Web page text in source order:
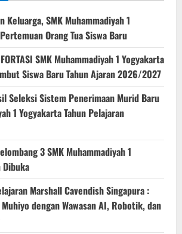
Keluarga, SMK Muhammadiyah 1
Orang Tua Siswa Baru
SMK Muhammadiyah 1 Yogyakarta
Siswa Baru Tahun Ajaran 2026/2027
Seleksi Sistem Penerimaan Murid Baru
1 Yogyakarta Tahun Pelajaran
3 SMK Muhammadiyah 1
Dibuka
Marshall Cavendish Singapura :
dengan Wawasan AI, Robotik, dan